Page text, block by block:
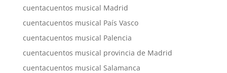
cuentacuentos musical Madrid
cuentacuentos musical País Vasco
cuentacuentos musical Palencia
cuentacuentos musical provincia de Madrid
cuentacuentos musical Salamanca